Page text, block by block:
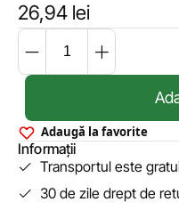
26,94 lei
Adaugă la favorite
Informații
Transportul este
30 de zile drept de